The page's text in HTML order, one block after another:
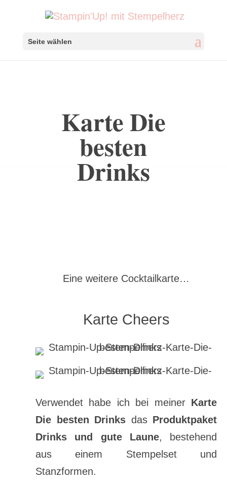
Seite wählen
Karte Die
besten
Drinks
Eine weitere Cocktailkarte…
Karte Cheers
Verwendet habe ich bei meiner Karte
Die besten Drinks das Produktpaket
Drinks und gute Laune, bestehend
aus einem Stempelset und
Stanzformen.